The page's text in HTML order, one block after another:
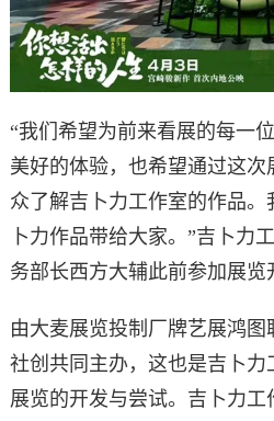
“我们希望为前来看展的每一
美好的体验，也希望通过这
众了解吉卜力工作室的作品
卜力作品带给大家。”吉卜力
务部长西方大辅此前参加展览
由大麦展览投制厂牌艺展鸿
社创共同主办，这也是吉卜
展览的开发与尝试。吉卜力